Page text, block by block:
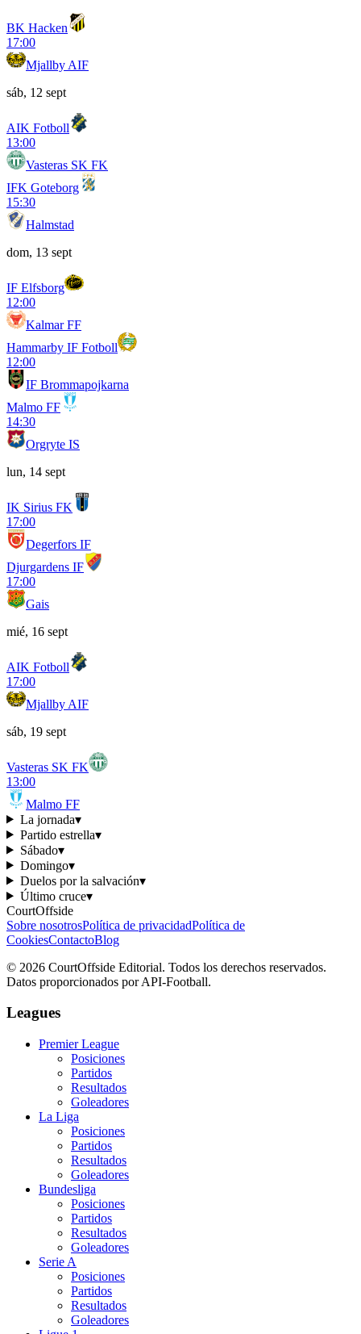
BK Hacken
17:00
Mjallby AIF
sáb, 12 sept
AIK Fotboll
13:00
Vasteras SK FK
IFK Goteborg
15:30
Halmstad
dom, 13 sept
IF Elfsborg
12:00
Kalmar FF
Hammarby IF Fotboll
12:00
IF Brommapojkarna
Malmo FF
14:30
Orgryte IS
lun, 14 sept
IK Sirius FK
17:00
Degerfors IF
Djurgardens IF
17:00
Gais
mié, 16 sept
AIK Fotboll
17:00
Mjallby AIF
sáb, 19 sept
Vasteras SK FK
13:00
Malmo FF
La jornada▾
Partido estrella▾
Sábado▾
Domingo▾
Duelos por la salvación▾
Último cruce▾
CourtOffside
Sobre nosotrosPolítica de privacidadPolítica de
CookiesContactoBlog
© 2026 CourtOffside Editorial. Todos los derechos reservados.
Datos proporcionados por API-Football.
Leagues
Premier League
Posiciones
Partidos
Resultados
Goleadores
La Liga
Posiciones
Partidos
Resultados
Goleadores
Bundesliga
Posiciones
Partidos
Resultados
Goleadores
Serie A
Posiciones
Partidos
Resultados
Goleadores